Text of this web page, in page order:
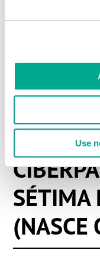
Use
#HISTÓRIA DA K
SÉTIMA
(NASCE